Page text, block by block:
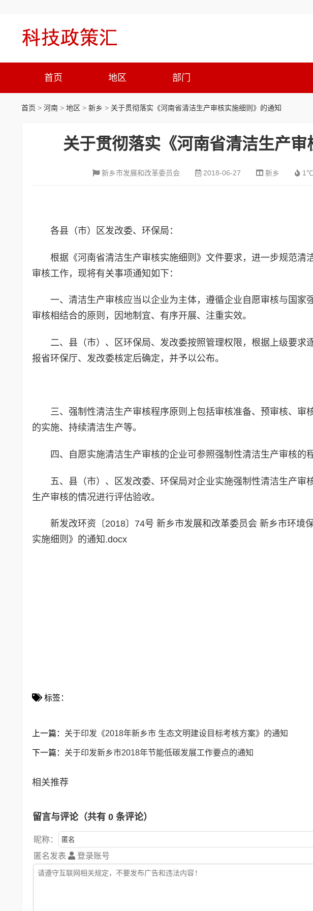
首页 地区 部门
首页 > 河南 > 地区 > 新乡 > 关于贯彻落实《河南省清洁生产审核实施细则》的通知
关于贯彻落实《河南省清洁生产审
新乡市发展和改革委员会 2018-06-27 新乡 1℃
各县（市）区发改委、环保局：
根据《河南省清洁生产审核实施细则》文件要求，进一步规范清
审核工作，现将有关事项通知如下：
一、清洁生产审核应当以企业为主体，遵循企业自愿审核与国家
审核相结合的原则，因地制宜、有序开展、注重实效。
二、县（市）、区环保局、发改委按照管理权限，根据上级要求
报省环保厅、发改委核定后确定，并予以公布。
三、强制性清洁生产审核程序原则上包括审核准备、预审核、审
的实施、持续清洁生产等。
四、自愿实施清洁生产审核的企业可参照强制性清洁生产审核的
五、县（市）、区发改委、环保局对企业实施强制性清洁生产审
生产审核的情况进行评估验收。
新发改环资〔2018〕74号 新乡市发展和改革委员会 新乡市环境
实施细则》的通知.docx
标签：
上一篇： 关于印发《2018年新乡市 生态文明建设目标考核方案》的通知
下一篇： 关于印发新乡市2018年节能低碳发展工作要点的通知
相关推荐
留言与评论（共有 0 条评论）
昵称：
匿名发表
登录账号